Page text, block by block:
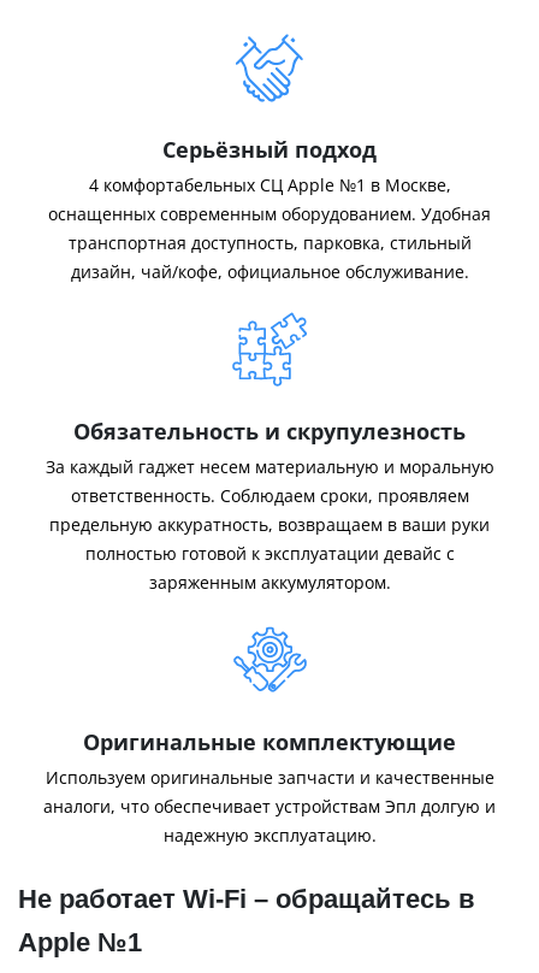
Серьёзный подход
4 комфортабельных СЦ Apple №1 в Москве,
оснащенных современным оборудованием. Удобная
транспортная доступность, парковка, стильный
дизайн, чай/кофе, официальное обслуживание.
Обязательность и скрупулезность
За каждый гаджет несем материальную и моральную
ответственность. Соблюдаем сроки, проявляем
предельную аккуратность, возвращаем в ваши руки
полностью готовой к эксплуатации девайс с
заряженным аккумулятором.
Оригинальные комплектующие
Используем оригинальные запчасти и качественные
аналоги, что обеспечивает устройствам Эпл долгую и
надежную эксплуатацию.
Не работает Wi-Fi – обращайтесь в
Apple №1